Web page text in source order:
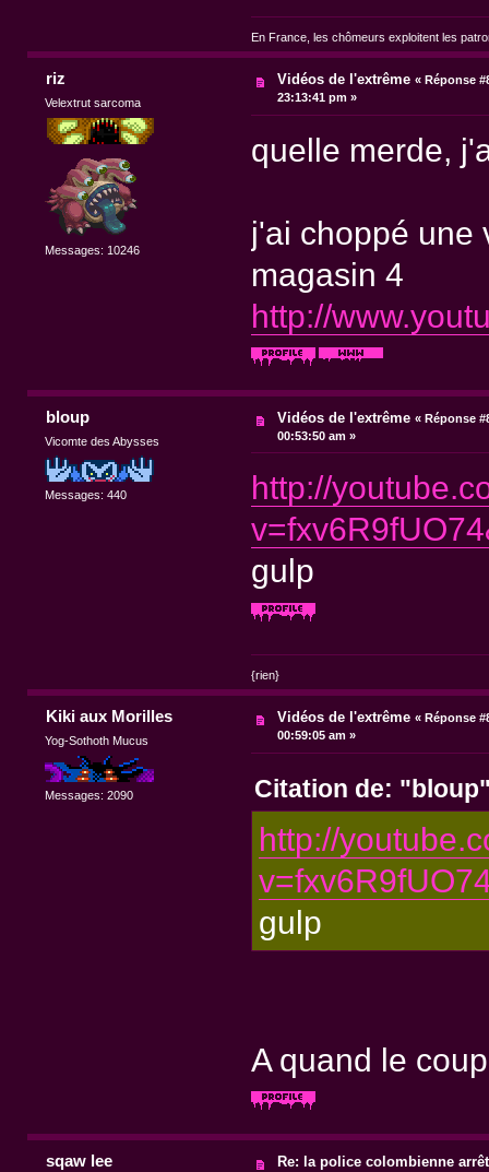
En France, les chômeurs exploitent les
riz
Velextrut sarcoma
Messages: 10246
Vidéos de l'extrême «Réponse
23:13:41 pm »
quelle merde,
j'ai choppé une
magasin 4
http://
bloup
Vicomte des Abysses
Messages: 440
Vidéos de l'extrême «Réponse
00:53:50 am »
http://
gulp
{rien}
Kiki aux Morilles
Yog-Sothoth Mucus
Messages: 2090
Vidéos de l'extrême « Réponse
00:59:05 am »
Citation de:
http://
gulp
A quand le
sqaw lee Re: la police colombienne